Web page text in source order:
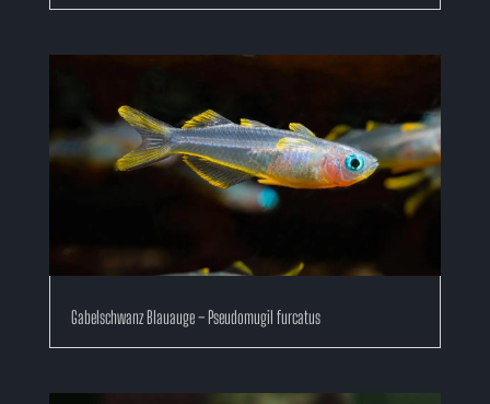
Gabelschwanz Blauauge – Pseudomugil furcatus